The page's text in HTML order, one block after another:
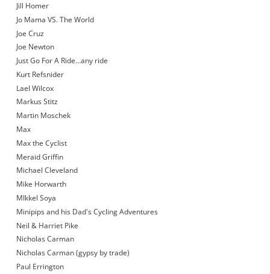
Jill Homer
Jo Mama VS. The World
Joe Cruz
Joe Newton
Just Go For A Ride…any ride
Kurt Refsnider
Lael Wilcox
Markus Stitz
Martin Moschek
Max
Max the Cyclist
Meraid Griffin
Michael Cleveland
Mike Horwarth
MIkkel Soya
Minipips and his Dad's Cycling Adventures
Neil & Harriet Pike
Nicholas Carman
Nicholas Carman (gypsy by trade)
Paul Errington